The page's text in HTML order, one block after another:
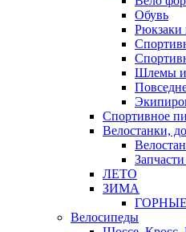
Обувь
Рюкзаки
Шлемы и
Спортивное
Велостанки,
ЛЕТО
ЗИМА
Велосипеды